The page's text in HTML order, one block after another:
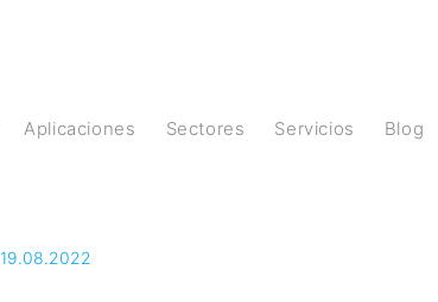
Aplicaciones Sectores Servicios Blog
19.08.2022